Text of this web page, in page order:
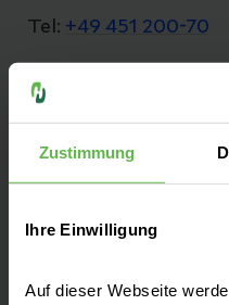
Zustimmung
Ihre Einwilligung
Auf dieser Webseite
Tel: +49 451 200-70
E-Mail senden
Im Geiste der